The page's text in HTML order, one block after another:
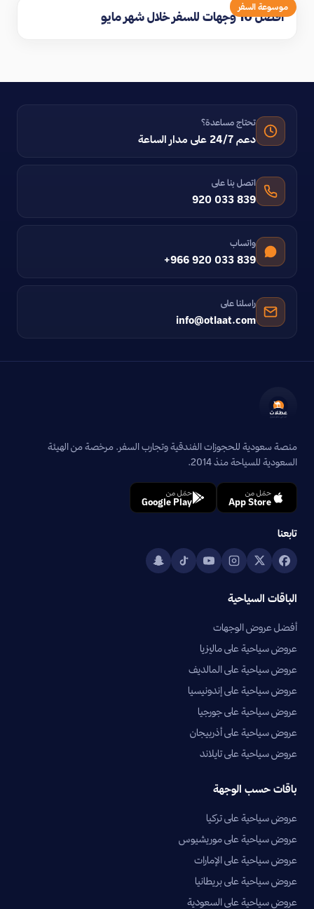
موسوعة السفر
افضل 10 وجهات للسفر خلال شهر مايو
تحتاج مساعدة؟
دعم 24/7 على مدار الساعة
اتصل بنا على
920 033 839
واتساب
+966 920 033 839
راسلنا على
info@otlaat.com
منصة سعودية للحجوزات الفندقية وتجارب السفر. مرخصة من الهيئة
السعودية للسياحة منذ 2014.
حمّل من
App Store
حمّل من
Google Play
تابعنا
الباقات السياحية
أفضل عروض الوجهات
عروض سياحية على ماليزيا
عروض سياحية على المالديف
عروض سياحية على إندونيسيا
عروض سياحية على جورجيا
عروض سياحية على أذربيجان
عروض سياحية على تايلاند
باقات حسب الوجهة
عروض سياحية على تركيا
عروض سياحية على موريشيوس
عروض سياحية على الإمارات
عروض سياحية على بريطانيا
عروض سياحية على السعودية